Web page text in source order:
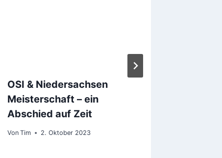
OSI & Niedersachsen
Meisterschaft – ein
Abschied auf Zeit
Von Tim 2. Oktober 2023